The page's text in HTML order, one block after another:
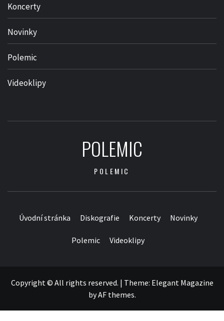
Koncerty
Novinky
Polemic
Videoklipy
POLEMIC
POLEMIC
Úvodní stránka Diskografie Koncerty Novinky
Polemic Videoklipy
Copyright © All rights reserved. | Theme: Elegant Magazine
byAF themes.